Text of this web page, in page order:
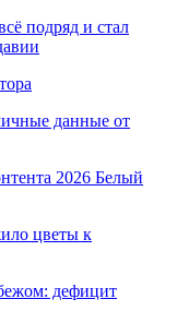
подряд и стал
данные от
2026 Белый
цветы к
дефицит